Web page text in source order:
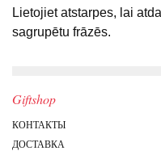
Lietojiet atstarpes, lai
sagrupētu frāzēs.
Giftshop
КОНТАКТЫ
ДОСТАВКА